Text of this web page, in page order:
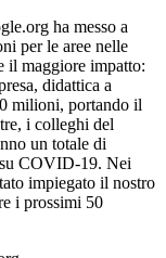
ha messo a
per le aree nelle
il maggiore impatto:
didattica a
milioni, portando il
i colleghi del
un totale di
COVID-19. Nei
impiegato il nostro
i prossimi 50